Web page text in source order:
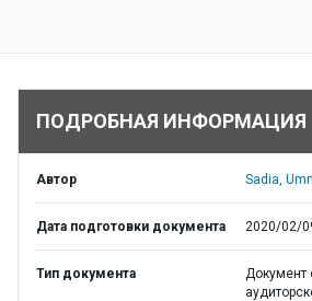
ПОДРОБНАЯ ИНФОРМАЦИЯ
Автор Sadia,
Дата подготовки документа 2020/02/
Тип документа
Документ